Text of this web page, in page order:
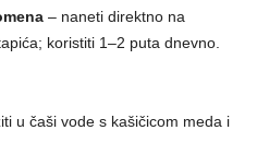
– naneti direktno na
koristiti 1–2 puta dnevno.
u čaši vode s kašičicom meda i